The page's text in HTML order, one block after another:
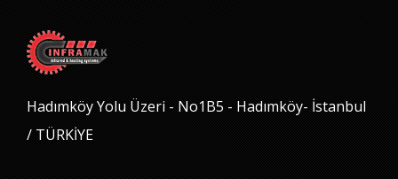
Hadımköy Yolu Üzeri - No1B5 - Hadımköy- İstanbul
/ TÜRKİYE